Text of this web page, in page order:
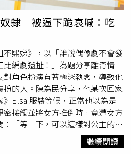
密集、活動頻繁，使水上事故風險
隸 被逼下跪哀喊：吃
熙娣》，以「誰說偶像劇不會發
比編劇還扯！」為題分享離奇情
對角色扮演有著極深執念，導致他
的人。陳為民分享，他某次回家
》Elsa 服裝等候，正當他以為是
接觸並將女方推倒時，竟遭女方
「等一下，可以這樣對公主的
「下賤的僕人還不跪下！」陳為民
完全變調，每次床事都必須演變成
繼續閱讀